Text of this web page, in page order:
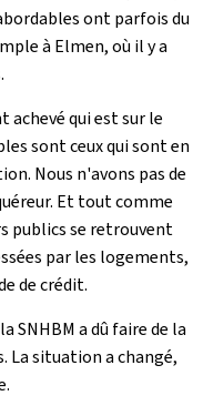
ont parfois du
à Elmen, où il y a
achevé qui est sur le
sont ceux qui sont en
Nous n'avons pas de
Et tout comme
publics se retrouvent
par les logements,
de crédit.
SNHBM a dû faire de la
La situation a changé,